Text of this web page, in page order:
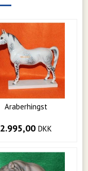
Araberhingst
2.995,00DKK